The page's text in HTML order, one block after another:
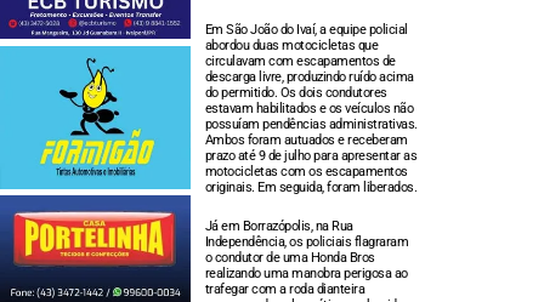
Em São João do Ivaí, a equipe policial
abordou duas motocicletas que
circulavam com escapamentos de
descarga livre, produzindo ruído acima
do permitido. Os dois condutores
estavam habilitados e os veículos não
possuíam pendências administrativas.
Ambos foram autuados e receberam
prazo até 9 de julho para apresentar as
motocicletas com os escapamentos
originais. Em seguida, foram liberados.
Já em Borrazópolis, na Rua
Independência, os policiais flagraram
o condutor de uma Honda Bros
realizando uma manobra perigosa ao
trafegar com a roda dianteira